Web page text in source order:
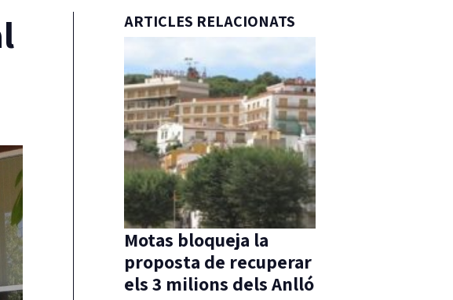
ARTICLES RELACIONATS
Motas bloqueja la
proposta de recuperar
els 3 milions dels Anlló